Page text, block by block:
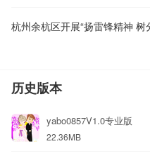
历史版本
yabo0857V1.0专业版
22.36MB